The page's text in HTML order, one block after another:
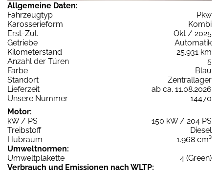
Allgemeine Daten:
Fahrzeugtyp
Pkw
Karosserieform
Kombi
Erst-Zul.
Okt / 2025
Getriebe
Automatik
Kilometerstand
25.931 km
Anzahl der Türen
5
Farbe
Blau
Standort
Zentrallager
Lieferzeit
ab ca. 11.08.2026
Unsere Nummer
14470
Motor:
kW / PS
150 kW / 204 PS
Treibstoff
Diesel
Hubraum
1.968 cm³
Umweltnormen:
Umweltplakette
4 (Green)
Verbrauch und Emissionen nach WLTP: